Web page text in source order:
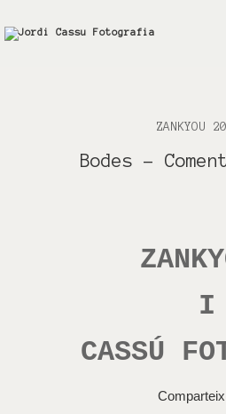
ZANKYOU
Bodes -
I
CASSÚ
Comparteix